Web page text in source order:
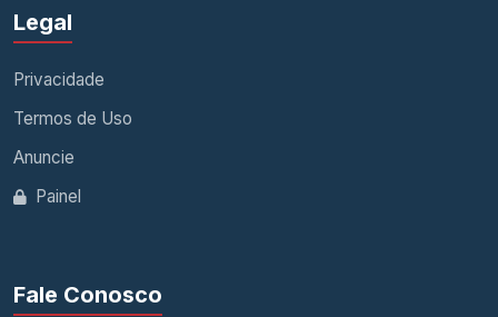
Legal
Privacidade
Termos de Uso
Anuncie
Painel
Fale Conosco